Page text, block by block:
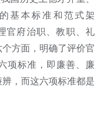
基本标准和范式架
官府治职、教职、礼
方面，明确了评价官
项标准，即廉善、廉
，而这六项标准都是